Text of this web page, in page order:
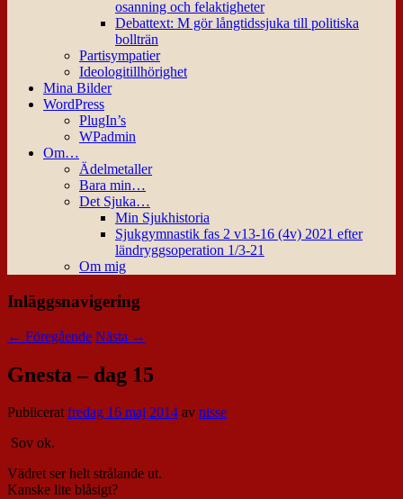
osanning och felaktigheter
Debattext: M gör långtidssjuka till politiska
bollträn
Partisympatier
Ideologitillhörighet
Mina Bilder
WordPress
PlugIn’s
WPadmin
Om…
Ädelmetaller
Bara min…
Det Sjuka…
Min Sjukhistoria
Sjukgymnastik fas 2 v13-16 (4v) 2021 efter
ländryggsoperation 1/3-21
Om mig
Inläggsnavigering
← Föregående Nästa →
Gnesta – dag 15
Publiceratfredag 16 maj 2014 av nisse
Sov ok.
Vädret ser helt strålande ut.
Kanske lite blåsigt?